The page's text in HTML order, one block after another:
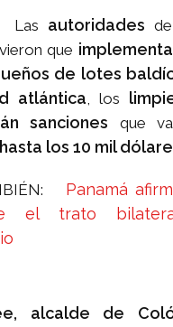
Las autoridades
que
de lotes
atlántica, los
sanciones que
los 10 mil
Panamá
el trato
alcalde de